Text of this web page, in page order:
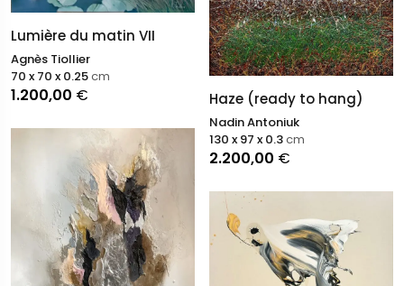
Lumière du matin VII
Agnès Tiollier
1.200,00 €
70 x 70 x 0.25cm
Haze (ready to hang)
Nadin Antoniuk
2.200,00 €
130 x 97 x 0.3cm